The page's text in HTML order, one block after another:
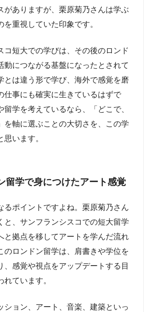
がありますが、栗原菊乃さんは学ぶ
を重視していた印象です。
コ短大での学びは、その後のロンド
動につながる基盤になったとされて
とは違う形で学び、海外で感覚を磨
仕事にも確実に生きているはずで
留学を考えているなら、「どこで、
を軸に選ぶことの大切さを、この学
います。
留学で身につけたアート感覚
るポイントですよね。栗原菊乃さん
と、サンフランシスコでの短大留学
と拠点を移してアートを学んだ流れ
のロンドン留学は、肩書きや学位を
、感覚や視点をアップデートする目
ています。
ション、アート、音楽、建築といっ